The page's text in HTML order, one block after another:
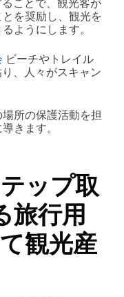
を奨励し、観光を
ようにします。
ビーチやトレイル
、人々がスキャン
所の保護活動を担
きます。
ップ取
旅行用
観光産